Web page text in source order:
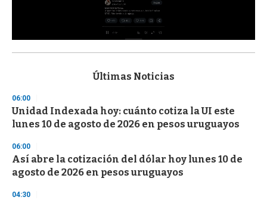
s
d
s
o
f
3
s
c
n
Últimas Noticias
06:00
Unidad Indexada hoy: cuánto cotiza la UI este
lunes 10 de agosto de 2026 en pesos uruguayos
06:00
Así abre la cotización del dólar hoy lunes 10 de
agosto de 2026 en pesos uruguayos
04:30